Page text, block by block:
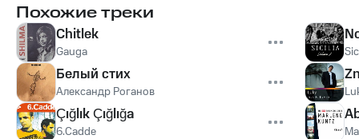
Похожие треки
Chitlek
Gauga
Белый стих
Александр Роганов
Çığlık Çığlığa
6.Cadde